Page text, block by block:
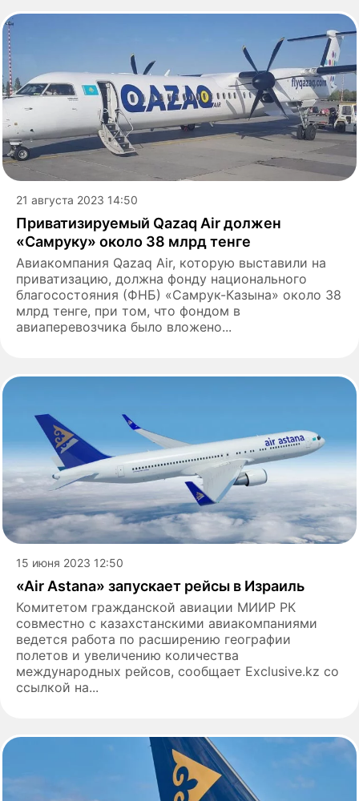
21 августа 2023 14:50
Приватизируемый Qazaq Air должен
«Самруку» около 38 млрд тенге
Авиакомпания Qazaq Air, которую выставили на
приватизацию, должна фонду национального
благосостояния (ФНБ) «Самрук-Казына» около 38
млрд тенге, при том, что фондом в
авиаперевозчика было вложено...
15 июня 2023 12:50
«Air Astana» запускает рейсы в Израиль
Комитетом гражданской авиации МИИР РК
совместно с казахстанскими авиакомпаниями
ведется работа по расширению географии
полетов и увеличению количества
международных рейсов, сообщает Exclusive.kz со
ссылкой на...